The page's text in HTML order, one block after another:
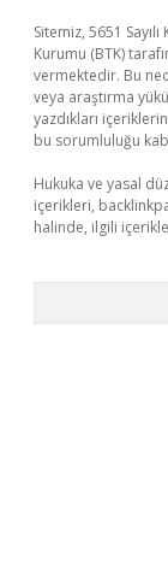
Sitemiz, 5651
Kurumu (BTK)
vermektedir. Bu
veya araştırma
yazdıkları
bu sorumluluğu
Hukuka ve yasal
içerikleri,
halinde, ilgili